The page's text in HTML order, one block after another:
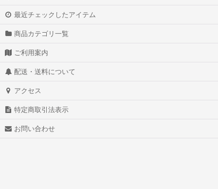
最近チェックしたアイテム
商品カテゴリ一覧
ご利用案内
配送・送料について
アクセス
特定商取引法表示
お問い合わせ